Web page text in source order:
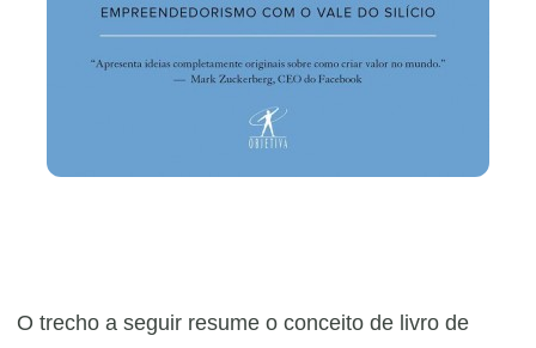
O trecho a seguir resume o conceito de livro de